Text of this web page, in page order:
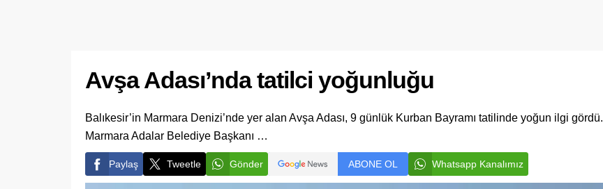
Avşa Adası’nda tatilci yoğunluğu
Balıkesir’in Marmara Denizi’nde yer alan Avşa Adası, 9 günlük Kurban Bayramı tatilinde yoğun ilgi gördü.
Marmara Adalar Belediye Başkanı …
Paylaş Tweetle Gönder ABONE OL Whatsapp Kanalımız